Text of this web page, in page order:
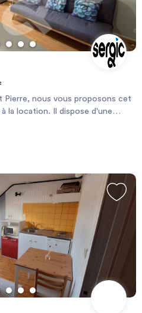
nous vous proposons cet
la location. Il dispose d'une
grand salon avec placard, une
et un coin chambre en
mis à disposition de l'immeuble.
sur les risques auxquels ce
sur le site Géorisque :